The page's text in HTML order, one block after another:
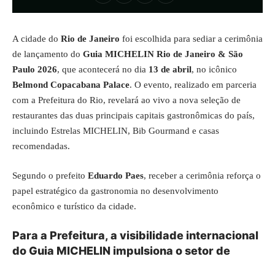
A cidade do Rio de Janeiro foi escolhida para sediar a cerimônia
de lançamento do Guia MICHELIN Rio de Janeiro & São
Paulo 2026, que acontecerá no dia 13 de abril, no icônico
Belmond Copacabana Palace. O evento, realizado em parceria
com a Prefeitura do Rio, revelará ao vivo a nova seleção de
restaurantes das duas principais capitais gastronômicas do país,
incluindo Estrelas MICHELIN, Bib Gourmand e casas
recomendadas.
Segundo o prefeito Eduardo Paes, receber a cerimônia reforça o
papel estratégico da gastronomia no desenvolvimento
econômico e turístico da cidade.
Para a Prefeitura, a visibilidade internacional
do Guia MICHELIN impulsiona o setor de